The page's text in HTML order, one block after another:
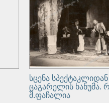
რიწის გზაზე
იდენტიფიკატორი:38232
სცენა სპექტაკლიდან
ცაგარელის ხანუმა.
შ.ფაჩალია